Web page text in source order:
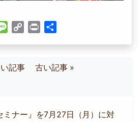
Message
Copy Print
い記事 古い記事 »
ミナー』を7月27日（月）に対